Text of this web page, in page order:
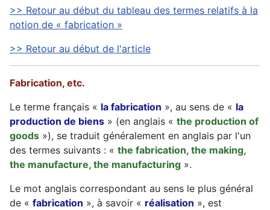
>> Retour au début du tableau des termes relatifs à la
notion de « fabrication »
>> Retour au début de l'article
Fabrication, etc.
Le terme français « la fabrication », au sens de « la
production de biens » (en anglais « the production of
goods »), se traduit généralement en anglais par l'un
des termes suivants : « the fabrication, the making,
the manufacture, the manufacturing ».
Le mot anglais correspondant au sens le plus général
de « fabrication », à savoir « réalisation », est